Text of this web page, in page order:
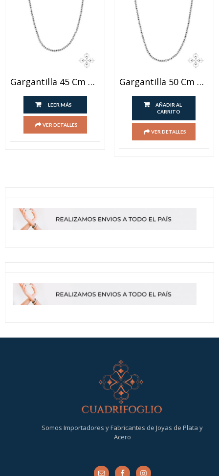
Gargantilla 45 Cm Bolas Con Mosqueton
LEER MÁS
VER DETALLES
Gargantilla 50 Cm Bolas Con Mosqueton
AÑADIR AL
CARRITO
VER DETALLES
Somos Importadores y Fabricantes de Joyas de Plata y
Acero